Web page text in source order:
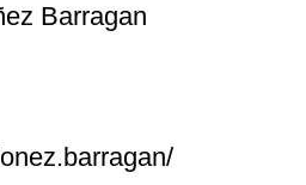
Barragan